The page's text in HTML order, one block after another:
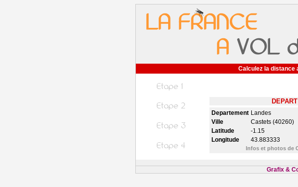
Calculez la distance
DEPART
Departement Landes
Ville
Castets (40260)
Latitude
-1.15
Longitude
43.883333
Infos et photos de
Grafix &